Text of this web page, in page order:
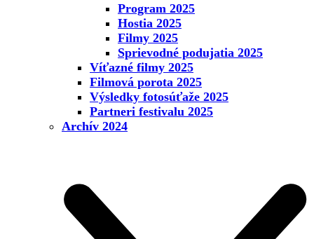
Program 2025
Hostia 2025
Filmy 2025
Sprievodné podujatia 2025
Víťazné filmy 2025
Filmová porota 2025
Výsledky fotosúťaže 2025
Partneri festivalu 2025
Archív 2024